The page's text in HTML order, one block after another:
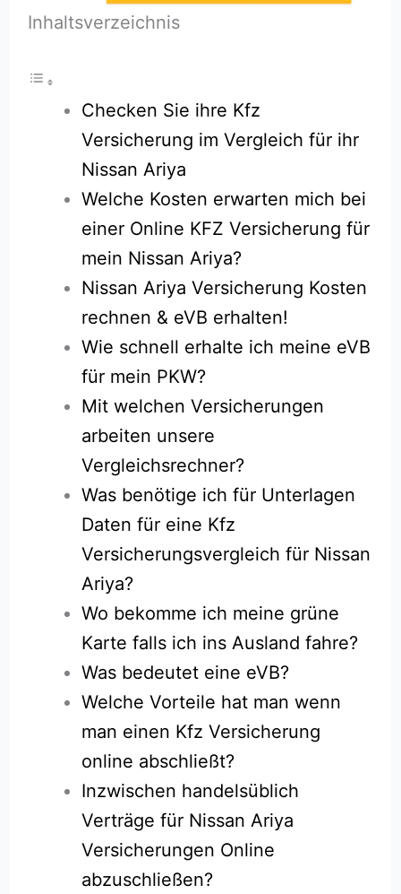
Inhaltsverzeichnis
Checken Sie ihre Kfz
Versicherung im Vergleich für ihr
Nissan Ariya
Welche Kosten erwarten mich bei
einer Online KFZ Versicherung für
mein Nissan Ariya?
Nissan Ariya Versicherung Kosten
rechnen & eVB erhalten!
Wie schnell erhalte ich meine eVB
für mein PKW?
Mit welchen Versicherungen
arbeiten unsere
Vergleichsrechner?
Was benötige ich für Unterlagen
Daten für eine Kfz
Versicherungsvergleich für Nissan
Ariya?
Wo bekomme ich meine grüne
Karte falls ich ins Ausland fahre?
Was bedeutet eine eVB?
Welche Vorteile hat man wenn
man einen Kfz Versicherung
online abschließt?
Inzwischen handelsüblich
Verträge für Nissan Ariya
Versicherungen Online
abzuschließen?